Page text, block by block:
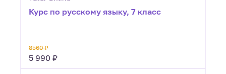
Курс по русскому языку, 7 класс
8560 ₽
5 990 ₽